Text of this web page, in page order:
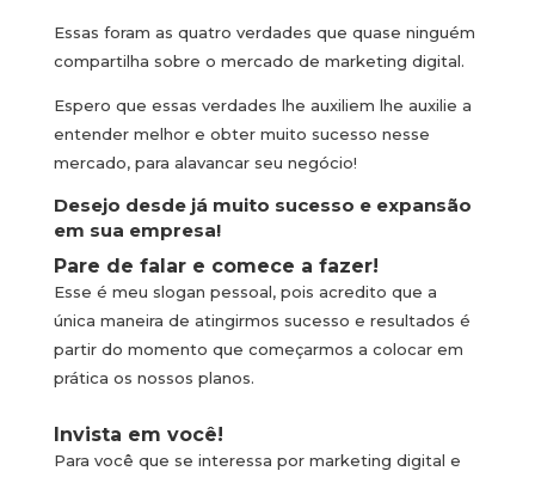
Essas foram as quatro verdades que quase ninguém
compartilha sobre o mercado de marketing digital.
Espero que essas verdades lhe auxiliem lhe auxilie a
entender melhor e obter muito sucesso nesse
mercado, para alavancar seu negócio!
Desejo desde já muito sucesso e expansão
em sua empresa!
Pare de falar e comece a fazer!
Esse é meu slogan pessoal, pois acredito que a
única maneira de atingirmos sucesso e resultados é
partir do momento que começarmos a colocar em
prática os nossos planos.
Invista em você!
Para você que se interessa por marketing digital e